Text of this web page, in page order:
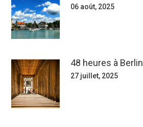
06 août, 2025
48 heures à Berlin
27 juillet, 2025